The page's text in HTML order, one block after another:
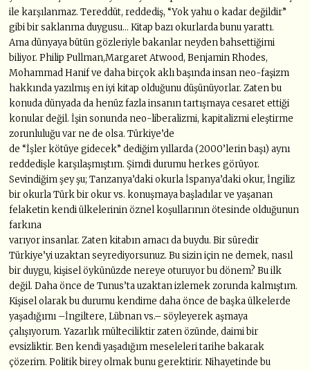
ile karşılanmaz. Tereddüt, reddediş, “Yok yahu o kadar değildir”
gibi bir saklanma duygusu… Kitap bazı okurlarda bunu yarattı.
Ama dünyaya bütün gözleriyle bakanlar neyden bahsettiğimi
biliyor. Philip Pullman,Margaret Atwood, Benjamin Rhodes,
Mohammad Hanif ve daha birçok aklı başında insan neo-faşizm
hakkında yazılmış en iyi kitap olduğunu düşünüyorlar. Zaten bu
konuda dünyada da henüz fazla insanın tartışmaya cesaret ettiği
konular değil. İşin sonunda neo-liberalizmi, kapitalizmi eleştirme
zorunluluğu var ne de olsa. Türkiye’de
de “İşler kötüye gidecek” dediğim yıllarda (2000’lerin başı) aynı
reddedişle karşılaşmıştım. Şimdi durumu herkes görüyor.
Sevindiğim şey şu; Tanzanya’daki okurla İspanya’daki okur, İngiliz
bir okurla Türk bir okur vs. konuşmaya başladılar ve yaşanan
felaketin kendi ülkelerinin öznel koşullarının ötesinde olduğunun
farkına
varıyor insanlar. Zaten kitabın amacı da buydu. Bir süredir
Türkiye’yi uzaktan seyrediyorsunuz. Bu sizin için ne demek, nasıl
bir duygu, kişisel öykünüzde nereye oturuyor bu dönem? Bu ilk
değil. Daha önce de Tunus’ta uzaktan izlemek zorunda kalmıştım.
Kişisel olarak bu durumu kendime daha önce de başka ülkelerde
yaşadığımı –İngiltere, Lübnan vs.– söyleyerek aşmaya
çalışıyorum. Yazarlık mülteciliktir zaten özünde, daimi bir
evsizliktir. Ben kendi yaşadığım meseleleri tarihe bakarak
çözerim. Politik birey olmak bunu gerektirir. Nihayetinde bu